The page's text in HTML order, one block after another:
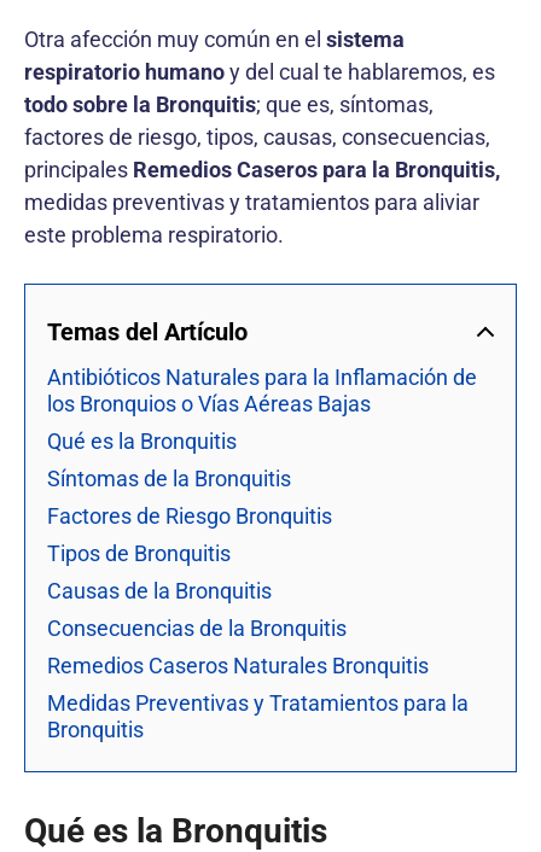
Otra afección muy común en el sistema
respiratorio humanoy del cual te hablaremos, es
todo sobre la Bronquitis; que es, síntomas,
factores de riesgo, tipos, causas, consecuencias,
principales Remedios Caseros para la Bronquitis,
medidas preventivas y tratamientos para aliviar
este problema respiratorio.
Temas del Artículo
Antibióticos Naturales para la Inflamación de
los Bronquios o Vías Aéreas Bajas
Qué es la Bronquitis
Síntomas de la Bronquitis
Factores de Riesgo Bronquitis
Tipos de Bronquitis
Causas de la Bronquitis
Consecuencias de la Bronquitis
Remedios Caseros Naturales Bronquitis
Medidas Preventivas y Tratamientos para la
Bronquitis
Qué es la Bronquitis